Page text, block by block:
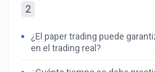
2
¿El paper trading puede
en el trading real?